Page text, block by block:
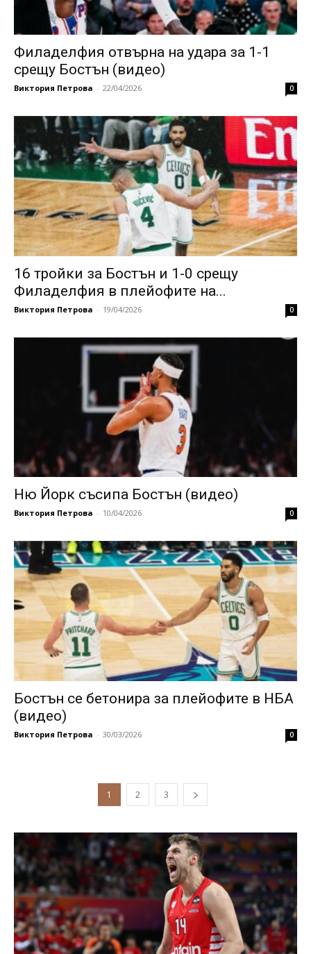
Филаделфия отвърна на удара за 1-1
срещу Бостън (видео)
Виктория Петрова - 22/04/2026 0
16 тройки за Бостън и 1-0 срещу
Филаделфия в плейофите на...
Виктория Петрова - 19/04/2026 0
Ню Йорк съсипа Бостън (видео)
Виктория Петрова - 10/04/2026 0
Бостън се бетонира за плейофите в НБА
(видео)
Виктория Петрова - 30/03/2026 0
1 2 3